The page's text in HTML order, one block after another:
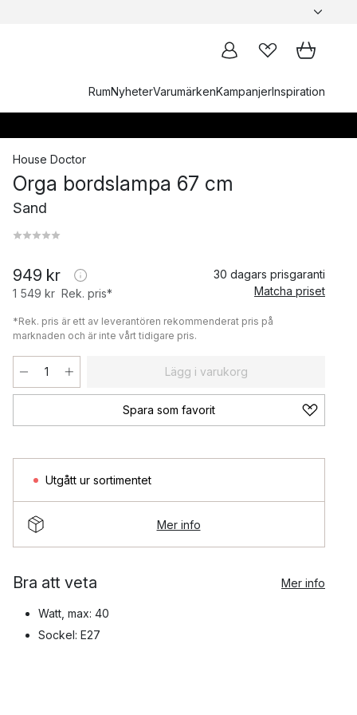
RumNyheterVarumärkenKampanjerInspiration
House Doctor
Orga bordslampa 67 cm
Sand
949 kr
1 549 kr Rek. pris*
30 dagars prisgaranti
Matcha priset
*Rek. pris är ett av leverantören rekommenderat pris på
marknaden och är inte vårt tidigare pris.
Lägg i varukorg
Spara som favorit
Utgått ur sortimentet
Mer info
Bra att veta Mer info
Watt, max: 40
Sockel: E27